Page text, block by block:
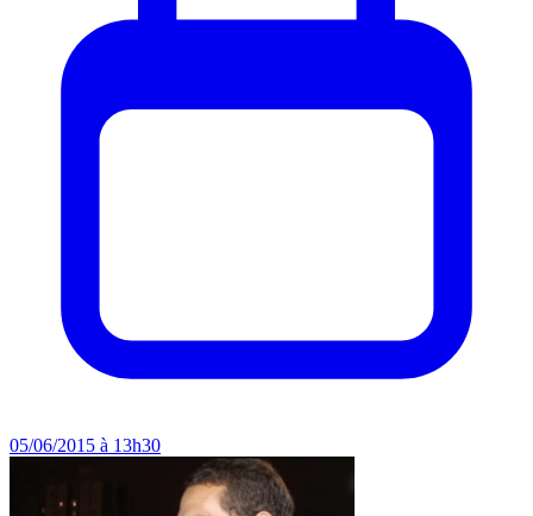
05/06/2015 à 13h30